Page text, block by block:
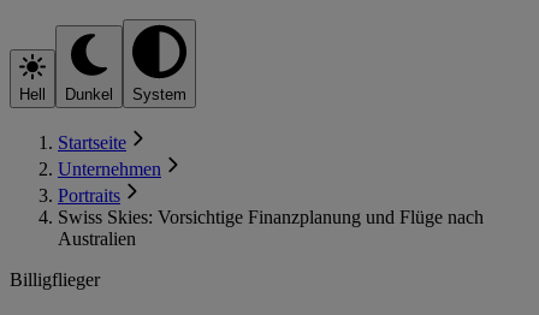
Hell Dunkel System
Startseite
Unternehmen
Portraits
Swiss Skies: Vorsichtige Finanzplanung und Flüge nach
Australien
Billigflieger